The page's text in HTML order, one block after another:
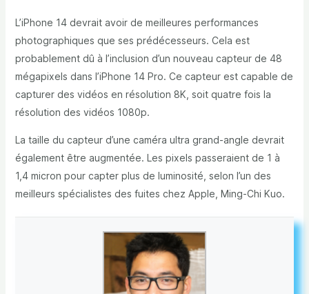
L’iPhone 14 devrait avoir de meilleures performances
photographiques que ses prédécesseurs. Cela est
probablement dû à l’inclusion d’un nouveau capteur de 48
mégapixels dans l’iPhone 14 Pro. Ce capteur est capable de
capturer des vidéos en résolution 8K, soit quatre fois la
résolution des vidéos 1080p.
La taille du capteur d’une caméra ultra grand-angle devrait
également être augmentée. Les pixels passeraient de 1 à
1,4 micron pour capter plus de luminosité, selon l’un des
meilleurs spécialistes des fuites chez Apple, Ming-Chi Kuo.